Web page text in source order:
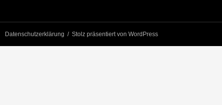
Datenschutzerklärung Stolz präsentiert von WordPress